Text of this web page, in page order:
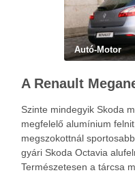
Autó-Motor
Szinte mindegyik Skoda
megfelelő alumínium
megszokottnál
gyári Skoda Octavia
Természetesen a tárcsa